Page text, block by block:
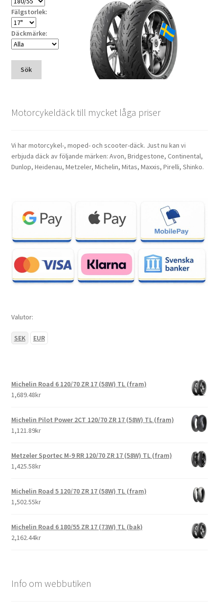
Fälgstorlek:
Däckmärke:
Sök
Motorcykeldäck till mycket låga priser
Vi har motorcykel-, moped- och scooter-däck. Just nu kan vi
erbjuda däck av följande märken: Avon, Bridgestone, Continental,
Dunlop, Heidenau, Metzeler, Michelin, Mitas, Maxxis, Pirelli, Shinko.
Valutor:
SEK EUR
Michelin Road 6 120/70 ZR 17 (58W) TL (fram)
1,689.48kr
Michelin Pilot Power 2CT 120/70 ZR 17 (58W) TL (fram)
1,121.89kr
Metzeler Sportec M-9 RR 120/70 ZR 17 (58W) TL (fram)
1,425.58kr
Michelin Road 5 120/70 ZR 17 (58W) TL (fram)
1,502.55kr
Michelin Road 6 180/55 ZR 17 (73W) TL (bak)
2,162.44kr
Info om webbutiken